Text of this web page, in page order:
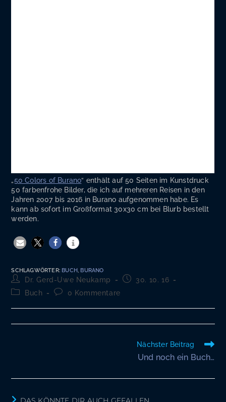
„50 Colors of Bura­no“ ent­hält auf 50 Sei­ten im Kunst­druck
50 far­ben­fro­he Bil­der, die ich auf meh­re­ren Rei­sen in den
Jah­ren 2007 bis 2016 in Bura­no auf­ge­nom­men habe. Es
kann ab sofort im Groß­for­mat 30x30 cm bei Blurb bestellt
werden.
SCHLAGWÖRTER: BUCH BURANO
Beitrags-
Autor:
Dr. Gerd-Uwe Neukamp
Beitrag30. 10. 16
Beitrags-
Buch
Beitrags-
0 Kommentare
Nächster Beitrag
Und noch ein Buch…